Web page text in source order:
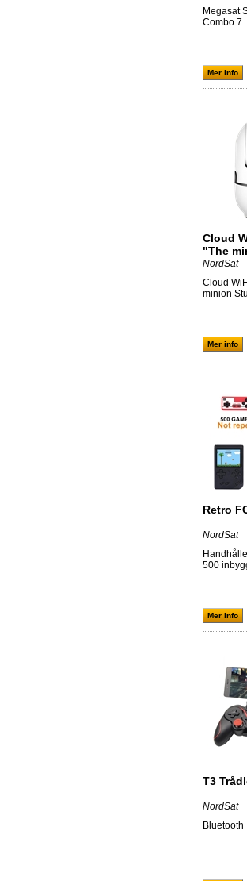
Megasat
Combo 7
Mer info
Cloud
"The
NordSat
Cloud
minion
Mer info
Retro
NordSat
500
Mer info
T3
NordSat
Bluetooth